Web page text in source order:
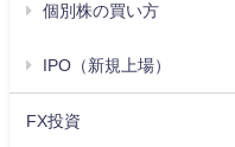
個別株の買い方
IPO（新規上場）
FX投資